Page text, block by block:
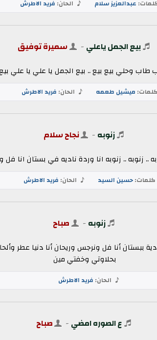
عبدالعزيز سلام الحان: فريد الاطرش
بيع الجمل ياعلي - سميرة توفيق
وحلي بيع بيع .. بيع الجمل يا علي يا علي
كلمات: ميشيل طعمه الحان: فريد الاطرش
زنوبه - نجاح سلام
.. زنوبه .. زنوبه انا وردة ناديه في بستان انا
كلمات:حسين السيد الحان: فريد الاطرش
زنوبه - صباح
ببستان أنا فل ونرجس وريحان أنا دنيا عطر
بحلاوتي وخفتي مين
الحان: فريد الاطرش
ع الصوره امضي - صباح